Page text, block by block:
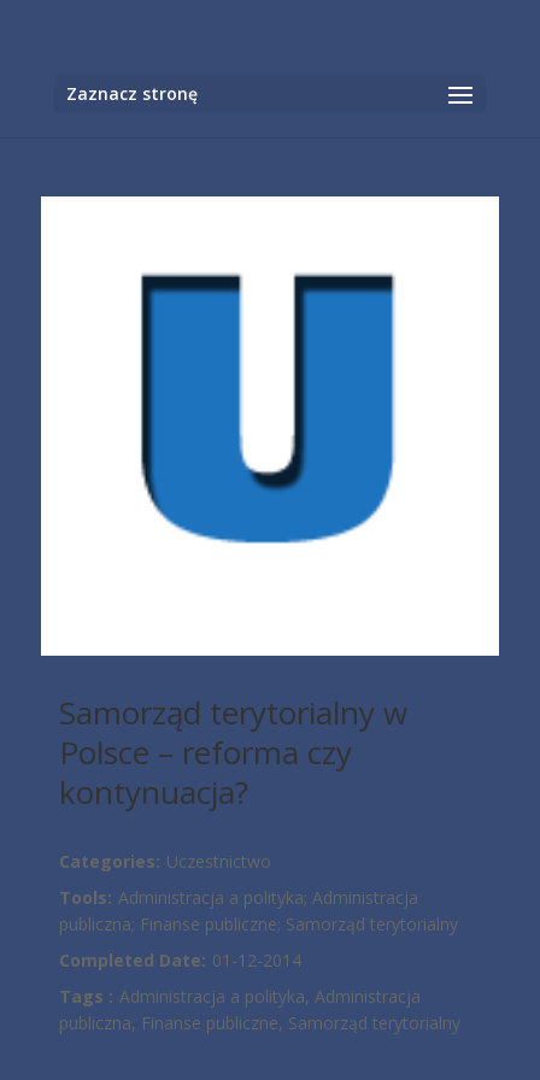
Otwórz
Zaznacz stronę
Samorząd terytorialny w
Polsce – reforma czy
kontynuacja?
Categories: Uczestnictwo
Tools: Administracja a polityka; Administracja
publiczna; Finanse publiczne; Samorząd terytorialny
Completed Date: 01-12-2014
Tags : Administracja a polityka, Administracja
publiczna, Finanse publiczne, Samorząd terytorialny